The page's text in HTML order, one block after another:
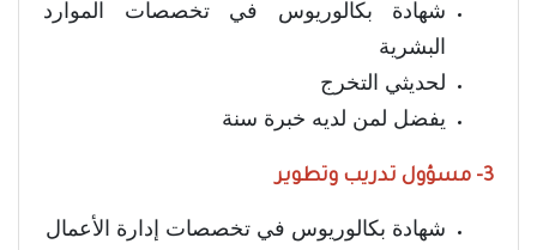
شهادة بكالوريوس في تخصصات الموارد
البشرية
لحديثي التخرج
يفضل لمن لديه خبرة سنة
3- مسؤول تدريب وتطوير
شهادة بكالوريوس في تخصصات إدارة الأعمال